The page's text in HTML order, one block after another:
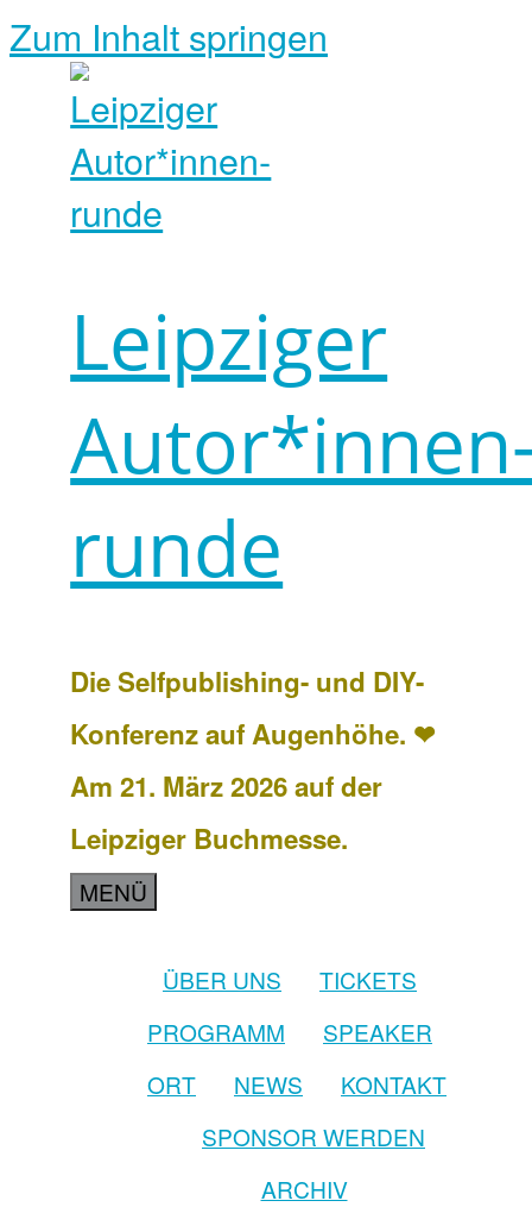
Zum Inhalt springen
Leipziger
runde
Die Selfpublishing- und DIY-
Konferenz auf Augenhöhe. ❤
Am 21. März 2026 auf der
Leipziger Buchmesse.
MENÜ
ÜBER UNS
TICKETS
PROGRAMM
SPEAKER
ORT
NEWS
KONTAKT
SPONSOR WERDEN
ARCHIV